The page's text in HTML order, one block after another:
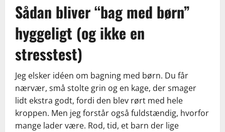
Sådan bliver “bag med børn”
hyggeligt (og ikke en
stresstest)
Jeg elsker idéen om bagning med børn. Du får
nærvær, små stolte grin og en kage, der smager
lidt ekstra godt, fordi den blev rørt med hele
kroppen. Men jeg forstår også fuldstændig, hvorfor
mange lader være. Rod, tid, et barn der lige